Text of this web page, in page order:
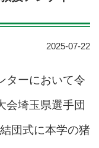
2025-07-22
ターにおいて令
会埼玉県選手団
団式に本学の猪